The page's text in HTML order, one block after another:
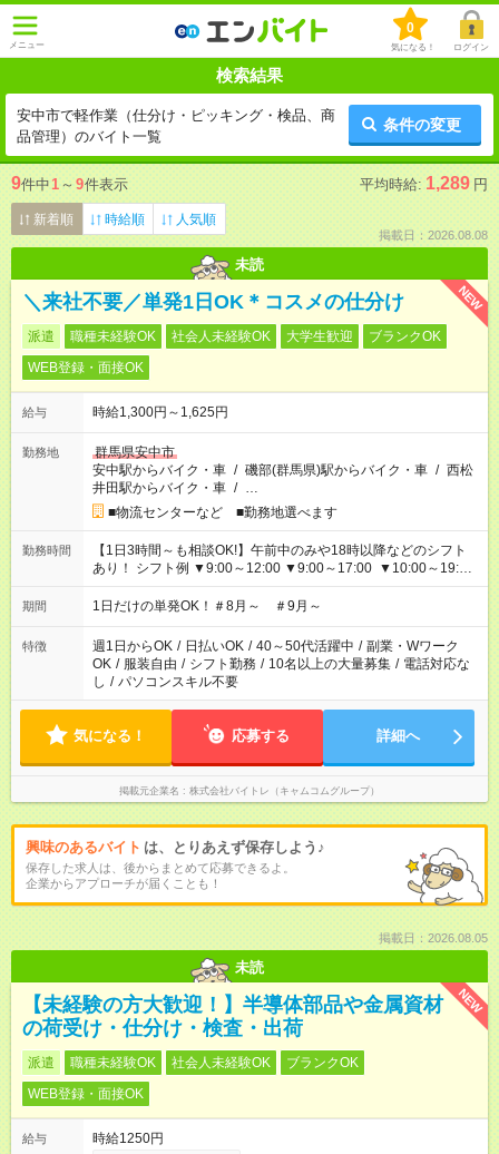
メニュー
0
気になる！ ログイン
検索結果
安中市で軽作業（仕分け・ピッキング・検品、商
品管理）のバイト一覧
条件の変更
9件中1 ～ 9件表示 平均時給: 1,289 円
新着順 時給順 人気順
掲載日：2026.08.08
未読
NEW
＼来社不要／単発1日OK＊コスメの仕分け
派遣 職種未経験OK 社会人未経験OK 大学生歓迎
ブランクOK
WEB登録・面接OK
給与 時給1,300円～1,625円
勤務地
群馬県安中市
安中駅からバイク・車 / 磯部(群馬県)駅からバイク・車 / 西松
井田駅からバイク・車 / …
■物流センターなど ■勤務地選べます
勤務時間
【1日3時間～も相談OK!】午前中のみや18時以降などのシフト
あり！ シフト例 ▼9:00～12:00 ▼9:00～17:00 ▼10:00～19:00
▼18:00～21:00
期間 1日だけの単発OK！＃8月～ ＃9月～
特徴 週1日からOK / 日払いOK / 40～50代活躍中 / 副業・Wワーク
OK / 服装自由 / シフト勤務 / 10名以上の大量募集 / 電話対応な
し / パソコンスキル不要
気になる！ 応募する 詳細へ
掲載元企業名 株式会社バイトレ（キャムコムグループ）
興味のあるバイト は、とりあえず保存しよう♪
保存した求人は、後からまとめて応募できるよ。
企業からアプローチが届くことも！
掲載日：2026.08.05
未読
NEW
【未経験の方大歓迎！】半導体部品や金属資材
の荷受け・仕分け・検査・出荷
派遣 職種未経験OK 社会人未経験OK
ブランクOK
WEB登録・面接OK
給与
時給1250円